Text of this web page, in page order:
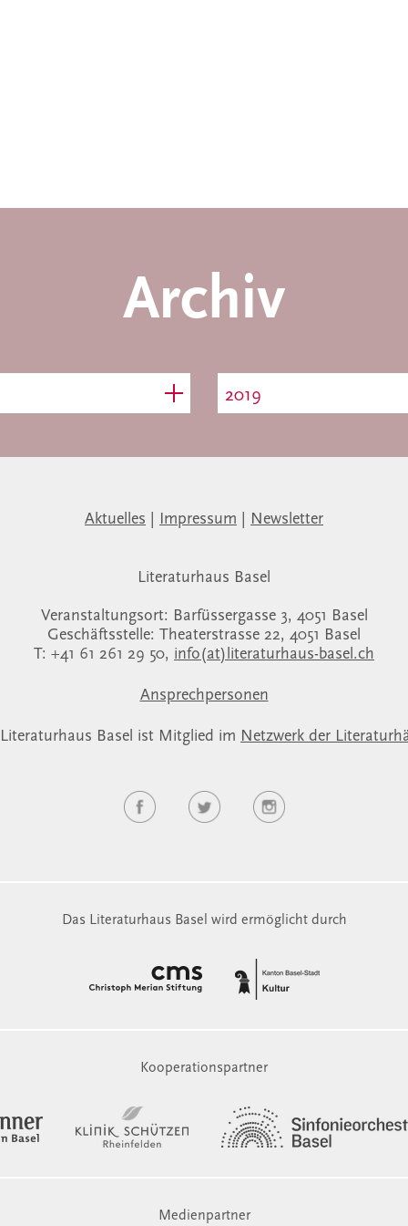
Archiv
2019
Aktuelles Impressum Newsletter
Literaturhaus Basel
Veranstaltungsort: Barfüssergasse 3, 4051 Basel
Geschäftsstelle: Theaterstrasse 22, 4051 Basel
T: +41 61 261 29 50, info(at)literaturhaus-basel.ch
Ansprechpersonen
Basel ist Mitglied im Netzwerk der
Das Literaturhaus Basel wird ermöglicht durch
Kooperationspartner
Medienpartner